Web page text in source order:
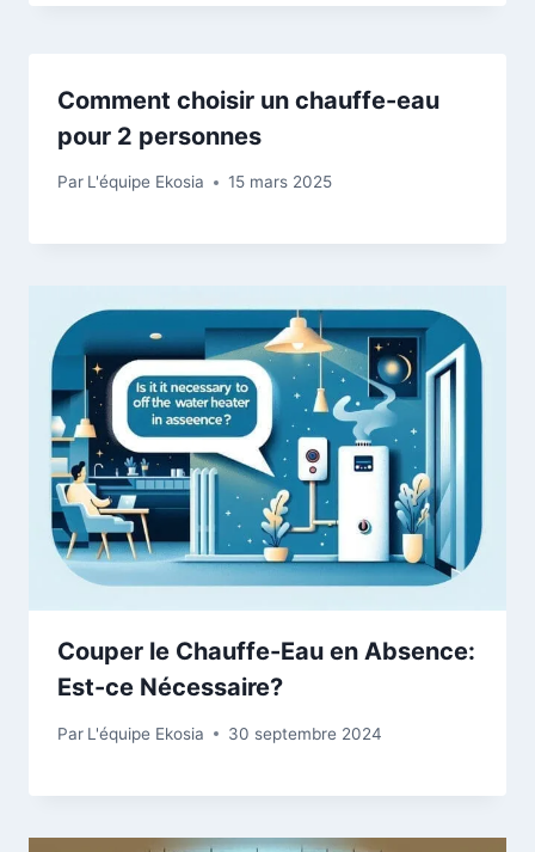
Comment choisir un chauffe-eau
pour 2 personnes
Par L'équipe Ekosia 15 mars 2025
Couper le Chauffe-Eau en Absence:
Est-ce Nécessaire?
Par L'équipe Ekosia 30 septembre 2024